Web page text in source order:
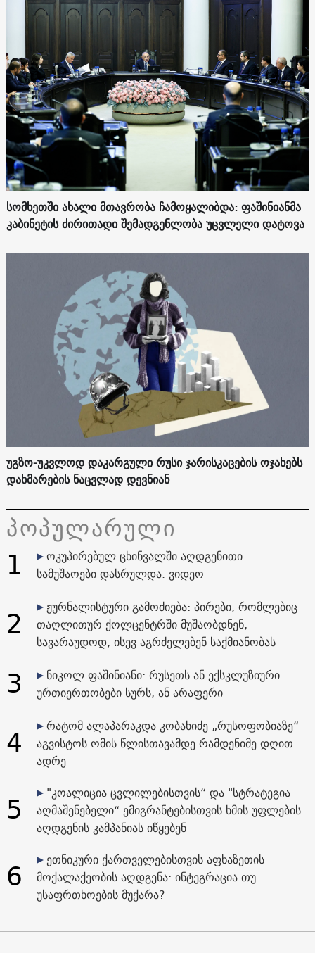
სომხეთში ახალი მთავრობა ჩამოყალიბდა: ფაშინიანმა
კაბინეტის ძირითადი შემადგენლობა უცვლელი დატოვა
უგზო-უკვლოდ დაკარგული რუსი ჯარისკაცების ოჯახებს
დახმარების ნაცვლად დევნიან
პოპულარული
1
ოკუპირებულ ცხინვალში აღდგენითი
სამუშაოები დასრულდა. ვიდეო
2
ჟურნალისტური გამოძიება: პირები, რომლებიც
თაღლითურ ქოლცენტრში მუშაობდნენ,
სავარაუდოდ, ისევ აგრძელებენ საქმიანობას
3
ნიკოლ ფაშინიანი: რუსეთს ან ექსკლუზიური
ურთიერთობები სურს, ან არაფერი
4
რატომ ალაპარაკდა კობახიძე „რუსოფობიაზე“
აგვისტოს ომის წლისთავამდე რამდენიმე დღით
ადრე
5
"კოალიცია ცვლილებისთვის“ და "სტრატეგია
აღმაშენებელი“ ემიგრანტებისთვის ხმის უფლების
აღდგენის კამპანიას იწყებენ
6
ეთნიკური ქართველებისთვის აფხაზეთის
მოქალაქეობის აღდგენა: ინტეგრაცია თუ
უსაფრთხოების მუქარა?